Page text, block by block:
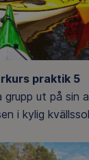
praktik 5
grupp ut på sin
i kylig